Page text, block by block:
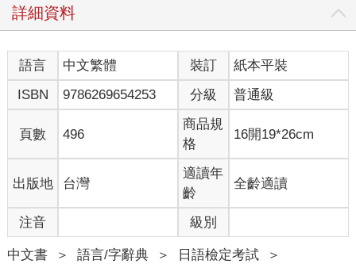
詳細資料
語言 中文繁體 裝訂
紙本平裝
ISBN
9786269654253 分級 普通級
頁數 496
商品規
格
16開19*26cm
出版地 台灣
適讀年
齡
全齡適讀
注音 級別
中文書 ＞ 語言/字辭典 ＞ 日語檢定考試
＞